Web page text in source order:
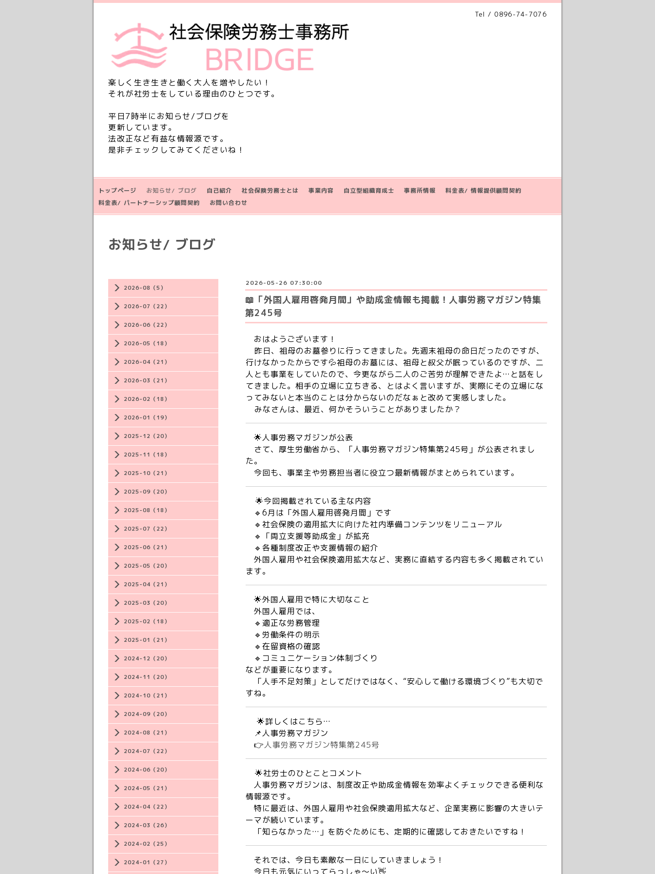
Tel / 0896-74-7076
楽しく生き生きと働く大人を増やしたい！
それが社労士をしている理由のひとつです。
平日7時半にお知らせ/ブログを
更新しています。
法改正など有益な情報源です。
是非チェックしてみてくださいね！
トップページ お知らせ/ ブログ 自己紹介 社会保険労務士とは 事業内容 自立型組織育成士 事務所情報
料金表/ 情報提供顧問契約
料金表/ パートナーシップ顧問契約
お問い合わせ
2026-08（5）
2026-07（22）
2026-06（22）
2026-05（18）
2026-04（21）
2026-03（21）
2026-02（18）
2026-01（19）
2025-12（20）
2025-11（18）
2025-10（21）
2025-09（20）
2025-08（18）
2025-07（22）
2025-06（21）
2025-05（20）
2025-04（21）
2025-03（20）
2025-02（18）
2025-01（21）
2024-12（20）
2024-11（20）
2024-10（21）
2024-09（20）
2024-08（21）
2024-07（22）
2024-06（20）
2024-05（21）
2024-04（22）
2024-03（26）
2024-02（25）
2024-01（27）
お知らせ/ ブログ
2026-05-26 07:30:00
📖「外国人雇用啓発月間」や助成金情報も掲載！人事労務マガジン特集
第245号
おはようございます！
昨日、祖母のお墓参りに行ってきました。先週末祖母の命日だったのですが、
行けなかったからです💦祖母のお墓には、祖母と叔父が眠っているのですが、二
人とも事業をしていたので、今更ながら二人のご苦労が理解できたよ…と話をし
てきました。相手の立場に立ちきる、とはよく言いますが、実際にその立場にな
ってみないと本当のことは分からないのだなぁと改めて実感しました。
みなさんは、最近、何かそういうことがありましたか？
🌟人事労務マガジンが公表
さて、厚生労働省から、「人事労務マガジン特集第245号」が公表されまし
た。
今回も、事業主や労務担当者に役立つ最新情報がまとめられています。
🌟今回掲載されている主な内容
🔹6月は「外国人雇用啓発月間」です
🔹社会保険の適用拡大に向けた社内準備コンテンツをリニューアル
🔹「両立支援等助成金」が拡充
🔹各種制度改正や支援情報の紹介
外国人雇用や社会保険適用拡大など、実務に直結する内容も多く掲載されてい
ます。
🌟外国人雇用で特に大切なこと
外国人雇用では、
🔹適正な労務管理
🔹労働条件の明示
🔹在留資格の確認
🔹コミュニケーション体制づくり
などが重要になります。
「人手不足対策」としてだけではなく、“安心して働ける環境づくり”も大切で
すね。
🌟詳しくはこちら…
📌人事労務マガジン
👉人事労務マガジン特集第245号
🌟社労士のひとことコメント
人事労務マガジンは、制度改正や助成金情報を効率よくチェックできる便利な
情報源です。
特に最近は、外国人雇用や社会保険適用拡大など、企業実務に影響の大きいテ
ーマが続いています。
「知らなかった…」を防ぐためにも、定期的に確認しておきたいですね！
それでは、今日も素敵な一日にしていきましょう！
今日も元気にいってらっしゃ～い👋